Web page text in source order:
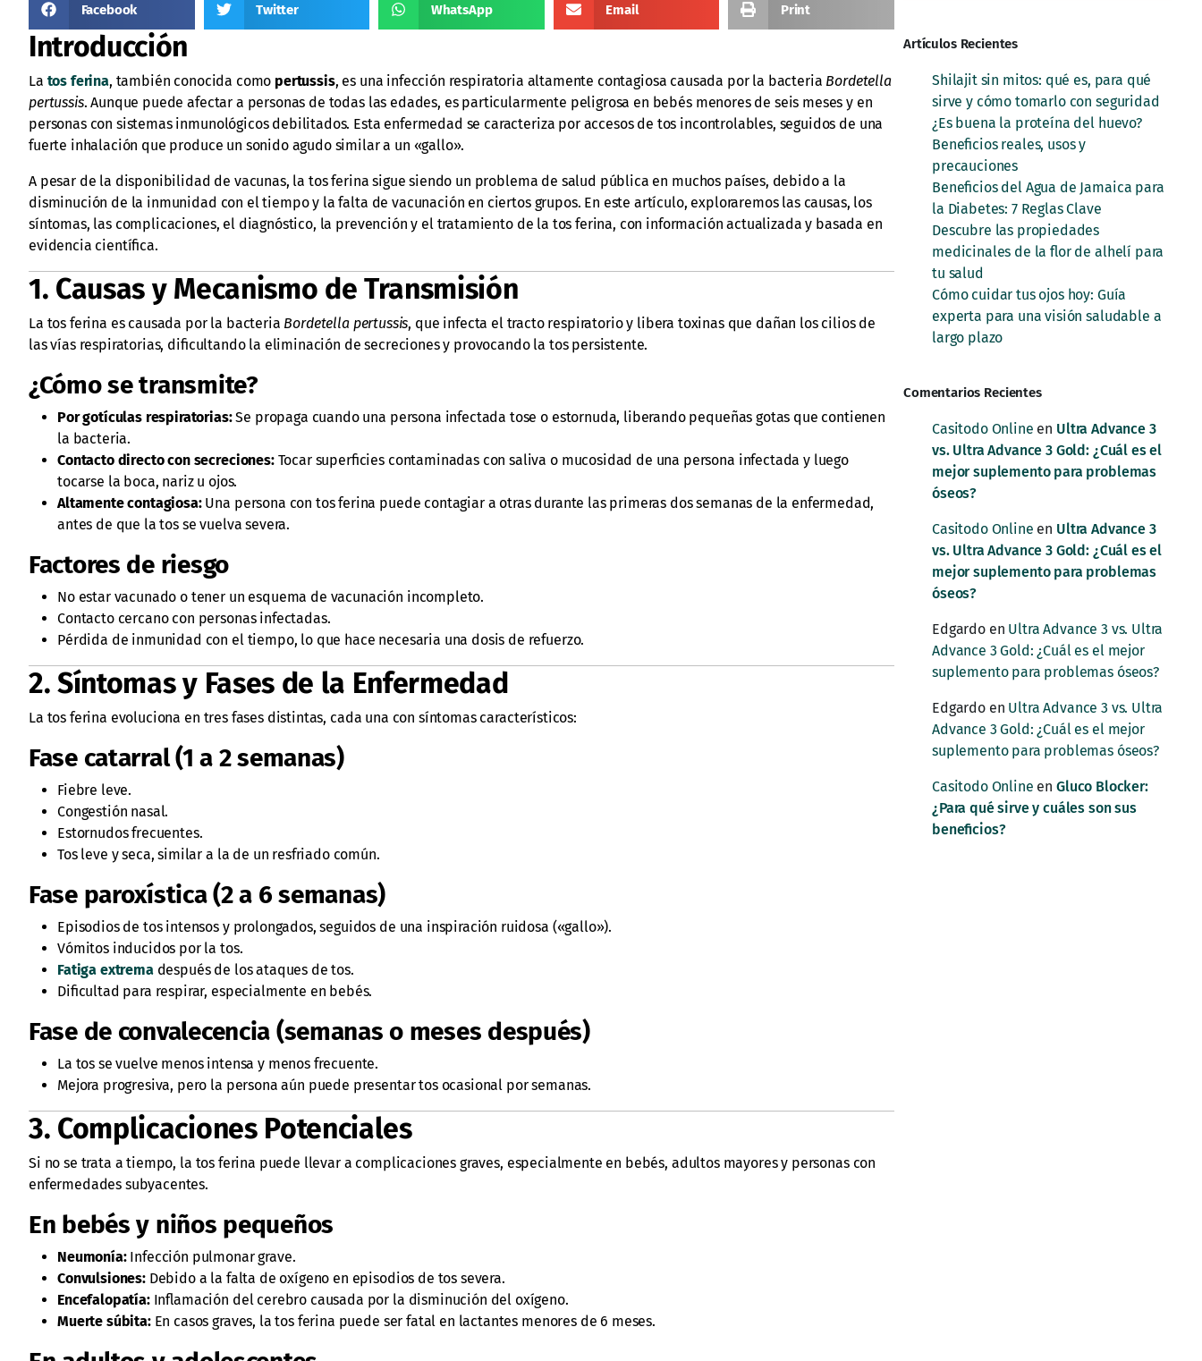
Facebook Twitter WhatsApp Email Print
Introducción
La tos ferina, también conocida como pertussis, es una infección respiratoria altamente contagiosa causada por la bacteria Bordetella
pertussis. Aunque puede afectar a personas de todas las edades, es particularmente peligrosa en bebés menores de seis meses y en
personas con sistemas inmunológicos debilitados. Esta enfermedad se caracteriza por accesos de tos incontrolables, seguidos de una
fuerte inhalación que produce un sonido agudo similar a un «gallo».
A pesar de la disponibilidad de vacunas, la tos ferina sigue siendo un problema de salud pública en muchos países, debido a la
disminución de la inmunidad con el tiempo y la falta de vacunación en ciertos grupos. En este artículo, exploraremos las causas, los
síntomas, las complicaciones, el diagnóstico, la prevención y el tratamiento de la tos ferina, con información actualizada y basada en
evidencia científica.
1. Causas y Mecanismo de Transmisión
La tos ferina es causada por la bacteria Bordetella pertussis, que infecta el tracto respiratorio y libera toxinas que dañan los cilios de
las vías respiratorias, dificultando la eliminación de secreciones y provocando la tos persistente.
¿Cómo se transmite?
Por gotículas respiratorias:Se propaga cuando una persona infectada tose o estornuda, liberando pequeñas gotas que contienen
la bacteria.
Contacto directo con secreciones:Tocar superficies contaminadas con saliva o mucosidad de una persona infectada y luego
tocarse la boca, nariz u ojos.
Altamente contagiosa:Una persona con tos ferina puede contagiar a otras durante las primeras dos semanas de la enfermedad,
antes de que la tos se vuelva severa.
Factores de riesgo
No estar vacunado o tener un esquema de vacunación incompleto.
Contacto cercano con personas infectadas.
Pérdida de inmunidad con el tiempo, lo que hace necesaria una dosis de refuerzo.
2. Síntomas y Fases de la Enfermedad
La tos ferina evoluciona en tres fases distintas, cada una con síntomas característicos:
Fase catarral (1 a 2 semanas)
Fiebre leve.
Congestión nasal.
Estornudos frecuentes.
Tos leve y seca, similar a la de un resfriado común.
Fase paroxística (2 a 6 semanas)
Episodios de tos intensos y prolongados, seguidos de una inspiración ruidosa («gallo»).
Vómitos inducidos por la tos.
Fatiga extremadespués de los ataques de tos.
Dificultad para respirar, especialmente en bebés.
Fase de convalecencia (semanas o meses después)
La tos se vuelve menos intensa y menos frecuente.
Mejora progresiva, pero la persona aún puede presentar tos ocasional por semanas.
3. Complicaciones Potenciales
Si no se trata a tiempo, la tos ferina puede llevar a complicaciones graves, especialmente en bebés, adultos mayores y personas con
enfermedades subyacentes.
En bebés y niños pequeños
Neumonía:Infección pulmonar grave.
Convulsiones:Debido a la falta de oxígeno en episodios de tos severa.
Encefalopatía:Inflamación del cerebro causada por la disminución del oxígeno.
Muerte súbita:En casos graves, la tos ferina puede ser fatal en lactantes menores de 6 meses.
Artículos Recientes
Shilajit sin mitos: qué es, para qué
sirve y cómo tomarlo con seguridad
¿Es buena la proteína del huevo?
Beneficios reales, usos y
precauciones
Beneficios del Agua de Jamaica para
la Diabetes: 7 Reglas Clave
Descubre las propiedades
medicinales de la flor de alhelí para
tu salud
Cómo cuidar tus ojos hoy: Guía
experta para una visión saludable a
largo plazo
Comentarios Recientes
Casitodo Online en Ultra Advance 3
vs. Ultra Advance 3 Gold: ¿Cuál es el
mejor suplemento para problemas
óseos?
Casitodo Online en Ultra Advance 3
vs. Ultra Advance 3 Gold: ¿Cuál es el
mejor suplemento para problemas
óseos?
Edgardoen Ultra Advance 3 vs. Ultra
Advance 3 Gold: ¿Cuál es el mejor
suplemento para problemas óseos?
Edgardoen Ultra Advance 3 vs. Ultra
Advance 3 Gold: ¿Cuál es el mejor
suplemento para problemas óseos?
Casitodo Online en Gluco Blocker:
¿Para qué sirve y cuáles son sus
beneficios?